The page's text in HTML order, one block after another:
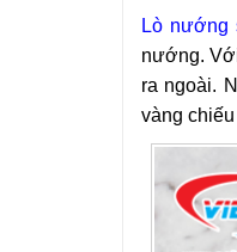
Lò nướng
nướng.
ra ngoài.
vàng